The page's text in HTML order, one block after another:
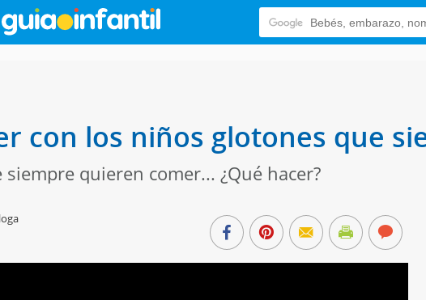
con los niños glotones que
quieren comer... ¿Qué hacer?